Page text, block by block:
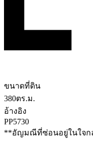
ขนาดที่ดิน
380ตร.ม.
อ้างอิง
PP5730
**อัญมณีที่ซ่อนอยู่ในใจก